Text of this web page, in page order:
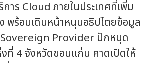
าร Cloud ภายในประเทศที่เพิ่ม
พร้อมเดินหน้าหนุนอธิปไตยข้อมูล
Sovereign Provider ปักหมุด
ที่ 4 จังหวัดขอนแก่น คาดเปิดให้